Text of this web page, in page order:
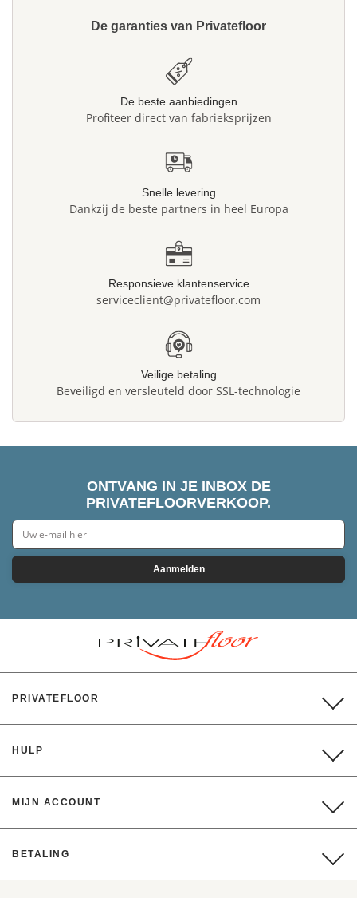
De garanties van Privatefloor
De beste aanbiedingen
Profiteer direct van fabrieksprijzen
Snelle levering
Dankzij de beste partners in heel Europa
Responsieve klantenservice
serviceclient@privatefloor.com
Veilige betaling
Beveiligd en versleuteld door SSL-technologie
ONTVANG IN JE INBOX DE
PRIVATEFLOORVERKOOP.
Aanmelden
PRIVATEFLOOR
HULP
MIJN ACCOUNT
BETALING